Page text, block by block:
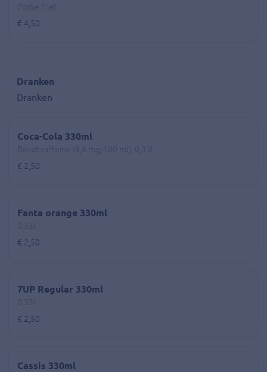
€ 4,50
Dranken
Dranken
Coca-Cola 330ml
€ 2,50
Fanta orange 330ml
€ 2,50
7UP Regular 330ml
€ 2,50
Cassis 330ml